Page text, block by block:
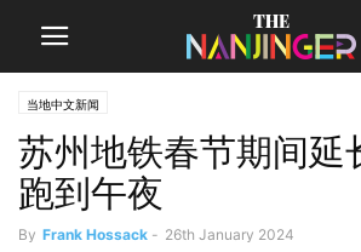
当地中文新闻
苏州地铁春节期间延
跑到午夜
By Frank Hossack - 26th January 2024